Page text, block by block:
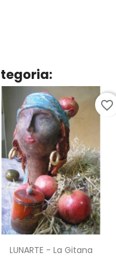
Anteprima
LUNARTE - La Gitana
favorite_border